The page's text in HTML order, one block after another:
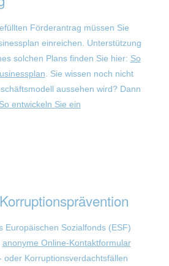
Förderantrag müssen Sie
einreichen. Unterstützung
solchen Plans finden Sie hier: So
. Sie wissen noch nicht
aussehen wird? Dann
So entwickeln Sie ein
Europäischen Sozialfonds (ESF)
anonyme Online-Kontaktformular
oder Korruptionsverdachtsfällen